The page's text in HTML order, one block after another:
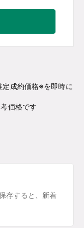
定成約価格※を即時に
価格です
存すると、新着